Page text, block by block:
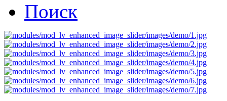
Поиск